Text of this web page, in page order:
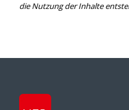
die Nutzung der Inhalte